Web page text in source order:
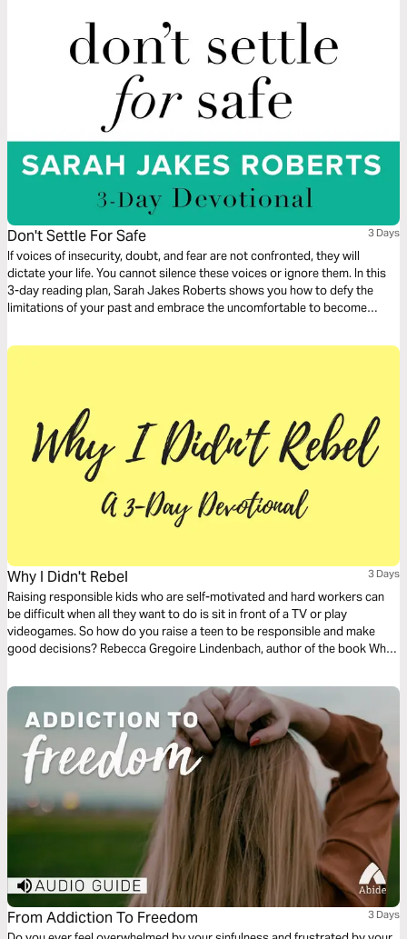
Don't Settle For Safe 3 Days
If voices of insecurity, doubt, and fear are not confronted, they will
dictate your life. You cannot silence these voices or ignore them. In this
3-day reading plan, Sarah Jakes Roberts shows you how to defy the
limitations of your past and embrace the uncomfortable to become
Why I Didn't Rebel 3 Days
Raising responsible kids who are self-motivated and hard workers can
be difficult when all they want to do is sit in front of a TV or play
videogames. So how do you raise a teen to be responsible and make
good decisions? Rebecca Gregoire Lindenbach, author of the book Why I
psychology research, found some common themes among families with
kids who didn’t rebel, and families with kids who did. This 3-day action
plan will give you the run-down on raising responsible teens. To find out
more or purchase the book, visit http://amzn.to/2wipiOj
From Addiction To Freedom 3 Days